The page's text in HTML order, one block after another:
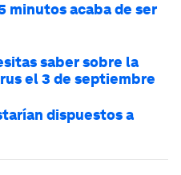
minutos acaba de ser
saber sobre la
el 3 de septiembre
dispuestos a